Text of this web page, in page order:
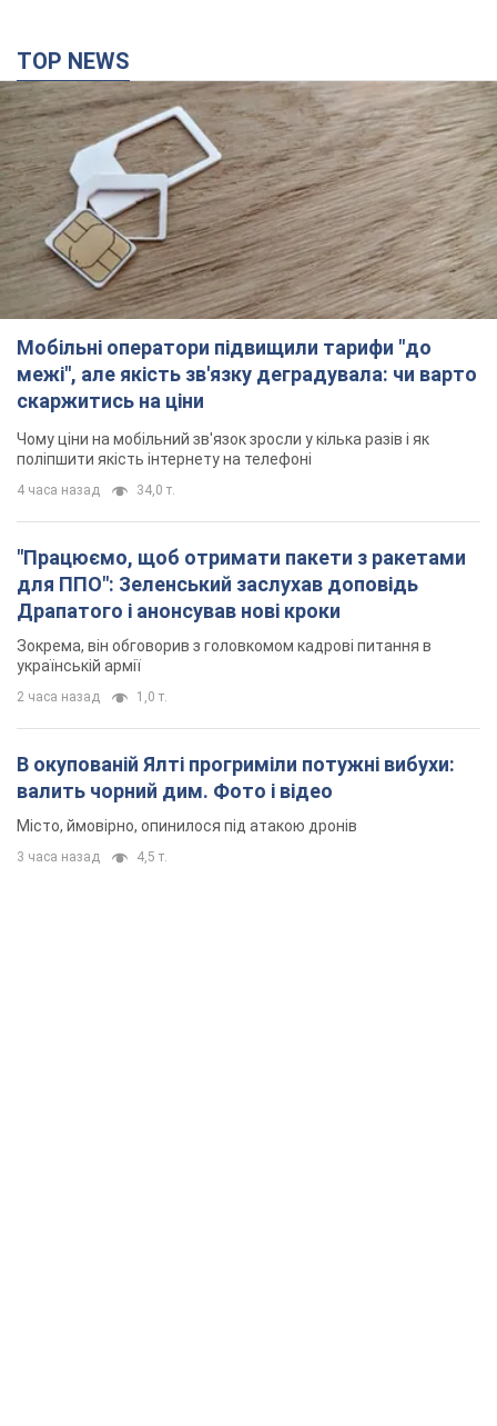
TOP NEWS
Мобільні оператори підвищили тарифи "до
межі", але якість зв'язку деградувала: чи варто
скаржитись на ціни
Чому ціни на мобільний зв'язок зросли у кілька разів і як
поліпшити якість інтернету на телефоні
4 часа назад 34,0 т.
"Працюємо, щоб отримати пакети з ракетами
для ППО": Зеленський заслухав доповідь
Драпатого і анонсував нові кроки
Зокрема, він обговорив з головкомом кадрові питання в
українській армії
2 часа назад 1,0 т.
В окупованій Ялті прогриміли потужні вибухи:
валить чорний дим. Фото і відео
Місто, ймовірно, опинилося під атакою дронів
3 часа назад 4,5 т.